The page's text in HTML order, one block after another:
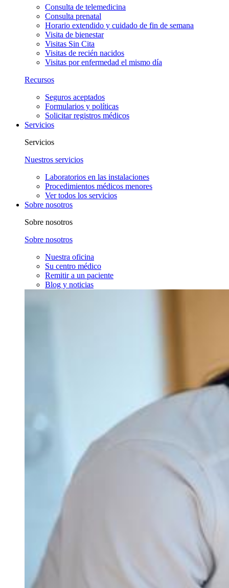
Consulta de telemedicina
Consulta prenatal
Horario extendido y cuidado de fin de semana
Visita de bienestar
Visitas Sin Cita
Visitas de recién nacidos
Visitas por enfermedad el mismo día
Recursos
Seguros aceptados
Formularios y políticas
Solicitar registros médicos
Servicios
Servicios
Nuestros servicios
Laboratorios en las instalaciones
Procedimientos médicos menores
Ver todos los servicios
Sobre nosotros
Sobre nosotros
Sobre nosotros
Nuestra oficina
Su centro médico
Remitir a un paciente
Blog y noticias